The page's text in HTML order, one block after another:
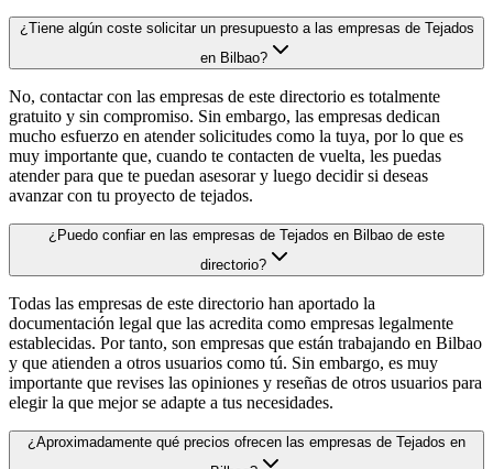
¿Tiene algún coste solicitar un presupuesto a las empresas de Tejados
en Bilbao?
No, contactar con las empresas de este directorio es totalmente
gratuito y sin compromiso. Sin embargo, las empresas dedican
mucho esfuerzo en atender solicitudes como la tuya, por lo que es
muy importante que, cuando te contacten de vuelta, les puedas
atender para que te puedan asesorar y luego decidir si deseas
avanzar con tu proyecto de tejados.
¿Puedo confiar en las empresas de Tejados en Bilbao de este
directorio?
Todas las empresas de este directorio han aportado la
documentación legal que las acredita como empresas legalmente
establecidas. Por tanto, son empresas que están trabajando en Bilbao
y que atienden a otros usuarios como tú. Sin embargo, es muy
importante que revises las opiniones y reseñas de otros usuarios para
elegir la que mejor se adapte a tus necesidades.
¿Aproximadamente qué precios ofrecen las empresas de Tejados en